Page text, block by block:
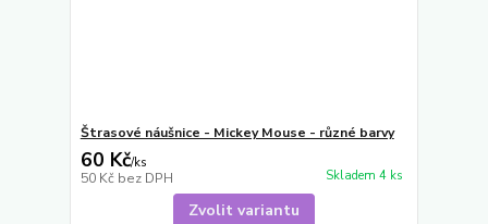
Štrasové náušnice - Mickey Mouse - různé barvy
60 Kč/ks
50 Kč bez DPH Skladem 4 ks
Zvolit variantu